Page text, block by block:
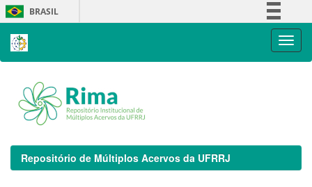
Skip
navigation
BRASIL
Repositório de Múltiplos Acervos da UFRRJ